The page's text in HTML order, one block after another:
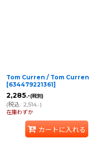
Tom Curren / Tom Curren
[634479221361]
2,285.-(税別)
(税込: 2,514.-)
在庫わずか
カートに入れる